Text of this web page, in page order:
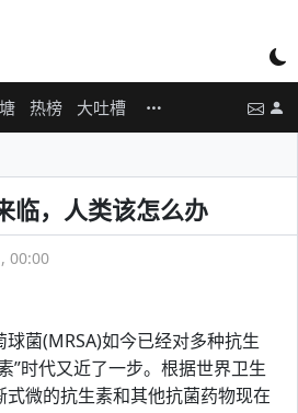
热榜 大吐槽
临，人类该怎么办
00:00
菌(MRSA)如今已经对多种抗生
”时代又近了一步。根据世界卫生
微的抗生素和其他抗菌药物现在